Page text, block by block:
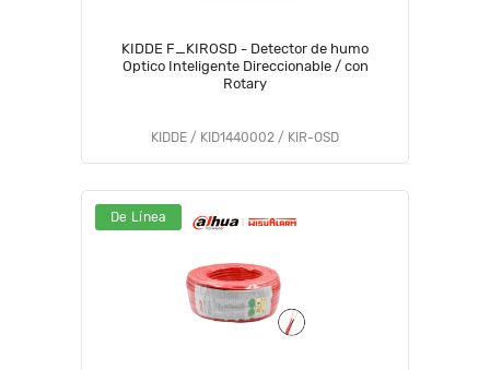
KIDDE F_KIROSD - Detector de humo
Optico Inteligente Direccionable / con
Rotary
KIDDE / KID1440002 / KIR-OSD
De Línea